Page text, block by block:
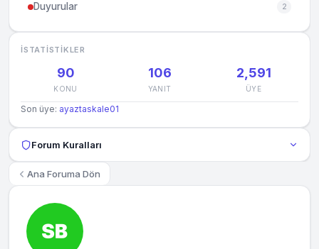
Duyurular 2
İSTATISTIKLER
90
KONU
106
YANIT
2,591
ÜYE
Son üye: ayaztaskale01
Forum Kuralları
Ana Foruma Dön